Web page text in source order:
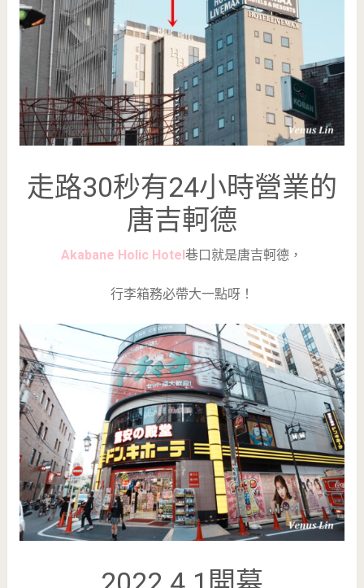
走路30秒有24小時營業的
唐吉軻德
Akabane Holic Hotel巷口就是唐吉軻德，
行李箱務必帶大一點呀！